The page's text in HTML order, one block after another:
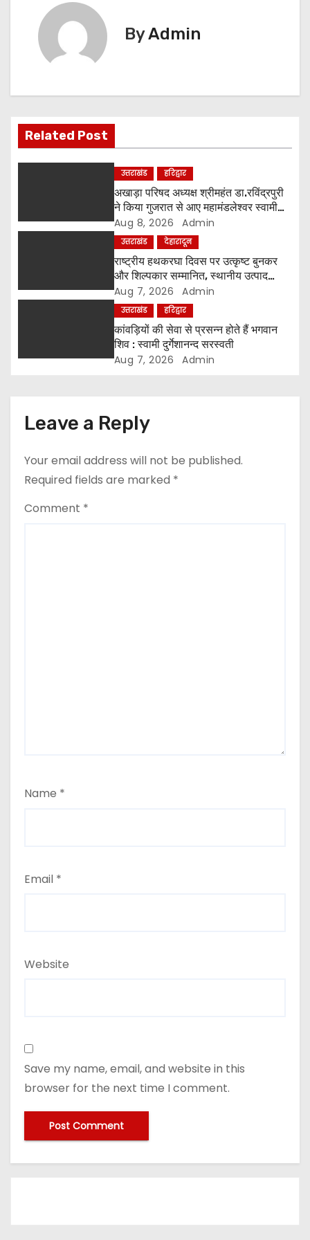
v
i
g
i
n
ByAdmin
Related Post
उत्तराखंड हरिद्वार
अखाड़ा परिषद अध्यक्ष श्रीमहंत डा.रविंद्रपुरी
ने किया गुजरात से आए महामंडलेश्वर स्वामी
कुर्षी पुरी और भक्तों का स्वागत
Aug 8, 2026 Admin
उत्तराखंड देहारादून
राष्ट्रीय हथकरघा दिवस पर उत्कृष्ट बुनकर
और शिल्पकार सम्मानित, स्थानीय उत्पाद
अपनाने का आह्वान
Aug 7, 2026 Admin
उत्तराखंड हरिद्वार
कांवड़ियों की सेवा से प्रसन्न होते हैं भगवान
शिव : स्वामी दुर्गेशानन्द सरस्वती
Aug 7, 2026 Admin
Leave a Reply
Your email address will not be published.
Required fields are marked *
Comment *
Name *
Email *
Website
Save my name, email, and website in this
browser for the next time I comment.